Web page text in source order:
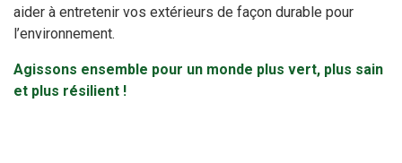
aider à entretenir vos extérieurs de façon durable pour
l’environnement.
Agissons ensemble pour un monde plus vert, plus sain
et plus résilient !